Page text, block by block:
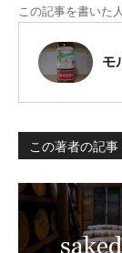
この記事を書いた人
モ
この著者の記事